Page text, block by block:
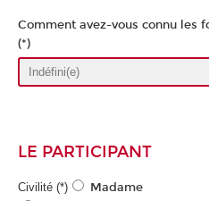
Comment avez-vous connu les
(*)
LE PARTICIPANT
Civilité (*)
Madame